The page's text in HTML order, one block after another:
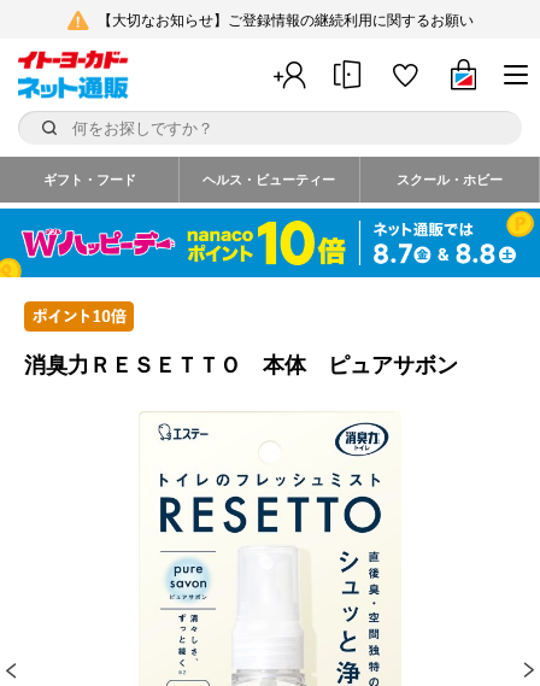
【大切なお知らせ】ご登録情報の継続利用に関するお願い
ギフト・フード ヘルス・ビューティー スクール・ホビー
消臭力ＲＥＳＥＴＴＯ 本体 ピュアサボン